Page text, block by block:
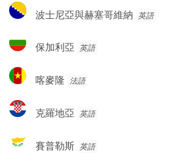
波
士
亞
赫
哥
維
波士尼亞與赫塞哥維納 英語
保
加
亞
保加利亞 英語
喀
麥
喀麥隆 法語
克
羅
亞
克羅地亞 英語
賽
普
賽普勒斯 英語